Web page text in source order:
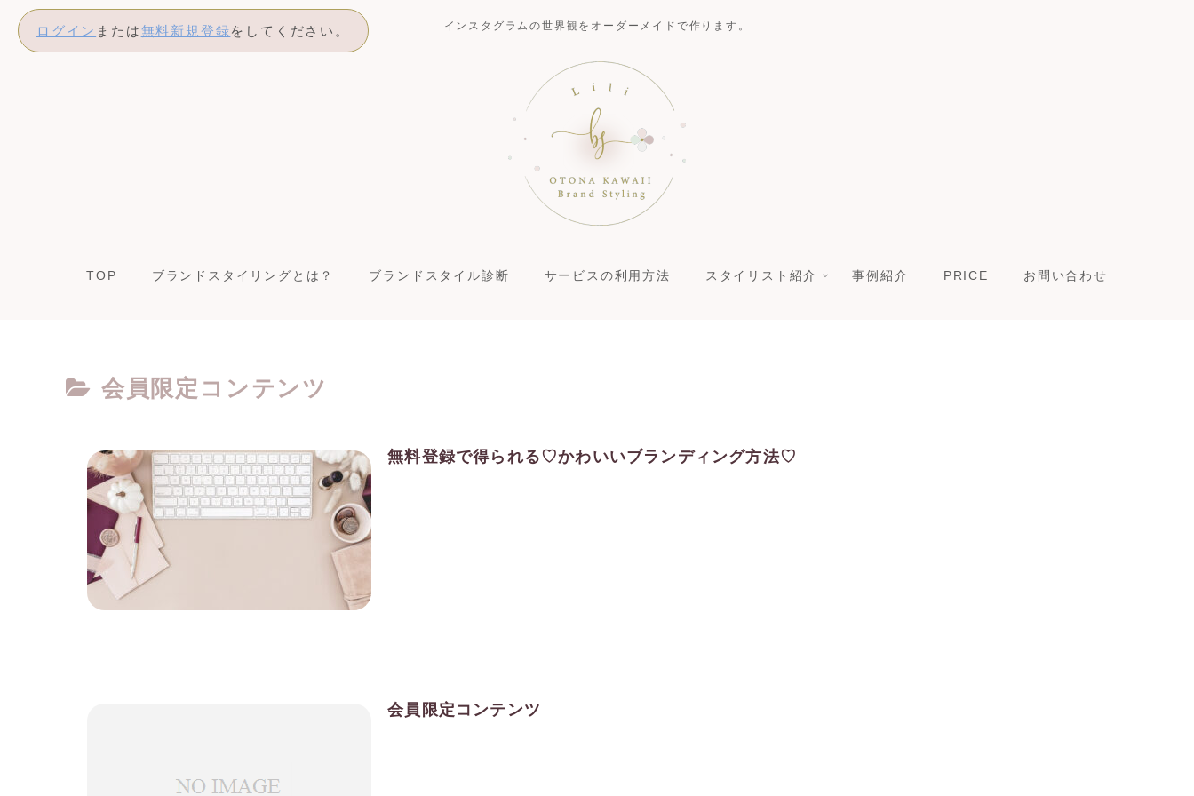
ログイン または無料新規登録をしてください。 インスタグラムの世界観をオーダーメイドで作ります。
TOP ブランドスタイリングとは？ ブランドスタイル診断 サービスの利用方法 スタイリスト紹介 事例紹介 PRICE お問い合わせ
会員限定コンテンツ
無料登録で得られる♡かわいいブランディング方法♡
会員限定コンテンツ